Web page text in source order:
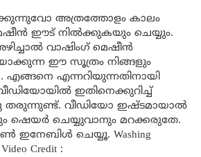
അത്രത്തോളം കാലം
ഈട് നിൽക്കുകയും ചെയ്യും.
വാഷിംഗ് മെഷീൻ
ഈ സൂത്രം നിങ്ങളും
എങ്ങനെ എന്നറിയുന്നതിനായി
ഇതിനെക്കുറിച്ച്
തരുന്നുണ്ട്. വീഡിയോ ഇഷ്ടമായാൽ
ഷെയർ ചെയ്യുവാനും മറക്കരുതേ.
ചെയ്യൂ. Washing
Credit :